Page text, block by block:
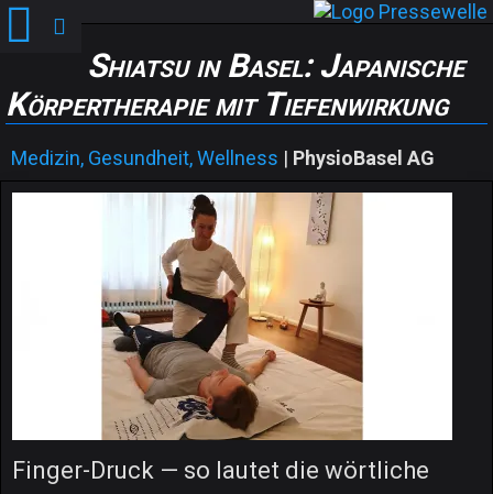
Shiatsu in Basel: Japanische
Körpertherapie mit Tiefenwirkung
Medizin, Gesundheit, Wellness | PhysioBasel AG
Finger-Druck — so lautet die wörtliche